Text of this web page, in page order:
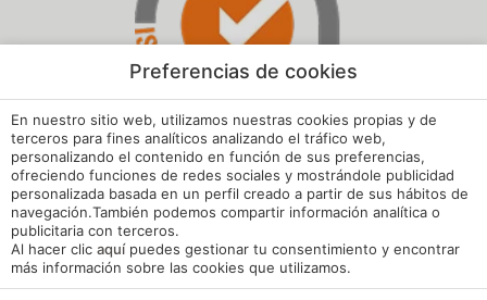
Aviso legal
Política de privacidad
Política de Calidad y Medioambiente
Canal de Denuncias Hoteles de España
Reglamento de Régimen Interno
Mi reserva
Preferencias de cookies
En nuestro sitio web, utilizamos nuestras cookies propias y de
terceros para fines analíticos analizando el tráfico web,
personalizando el contenido en función de sus preferencias,
ofreciendo funciones de redes sociales y mostrándole publicidad
personalizada basada en un perfil creado a partir de sus hábitos de
navegación.También podemos compartir información analítica o
publicitaria con terceros.
Al hacer clic aquípuedes gestionar tu consentimiento y encontrar
más información sobre las cookies que utilizamos.